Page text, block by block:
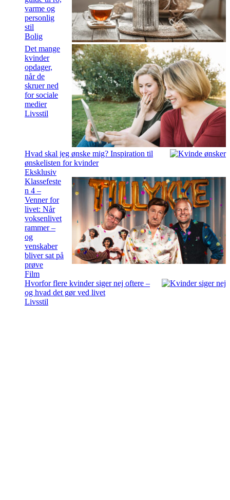
varme og
personlig
stil
Bolig
Det mange
kvinder
opdager,
når de
skruer ned
for sociale
medier
Livsstil
Hvad skal jeg ønske mig? Inspiration til
ønskelisten for kvinder
Eksklusiv
Klassefeste
n 4 –
Venner for
livet: Når
voksenlivet
rammer –
og
venskaber
bliver sat på
prøve
Film
Hvorfor flere kvinder siger nej oftere –
og hvad det gør ved livet
Livsstil